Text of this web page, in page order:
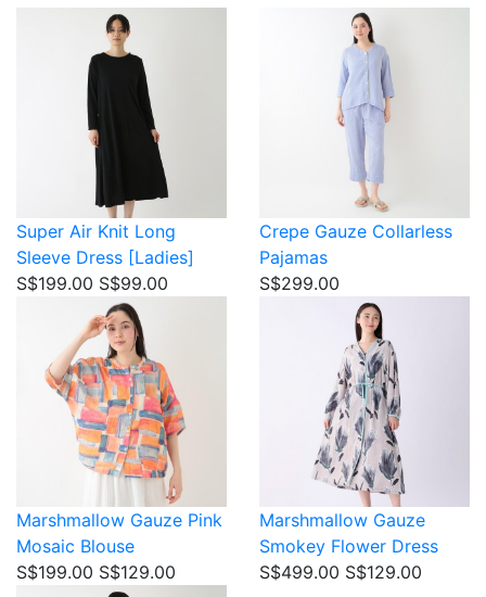
Super Air Knit Long
Sleeve Dress [Ladies]
S$199.00 S$99.00
Crepe Gauze Collarless
Pajamas
S$299.00
Marshmallow Gauze Pink
Mosaic Blouse
S$199.00 S$129.00
Marshmallow Gauze
Smokey Flower Dress
S$499.00 S$129.00